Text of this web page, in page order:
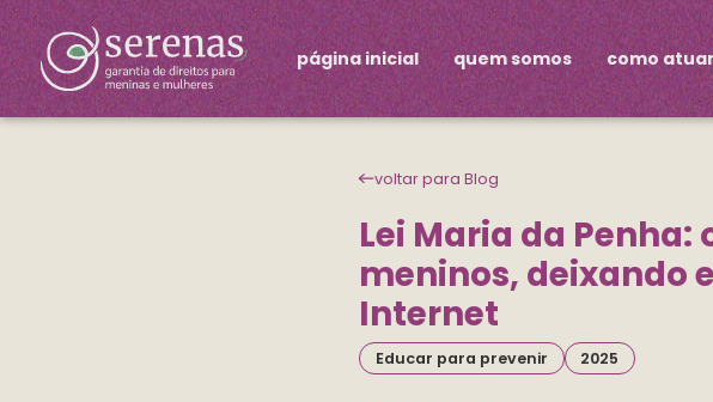
página inicial quem somos como
voltar para Blog
Lei Maria da
meninos, deixando
Internet
Educar para prevenir 2025